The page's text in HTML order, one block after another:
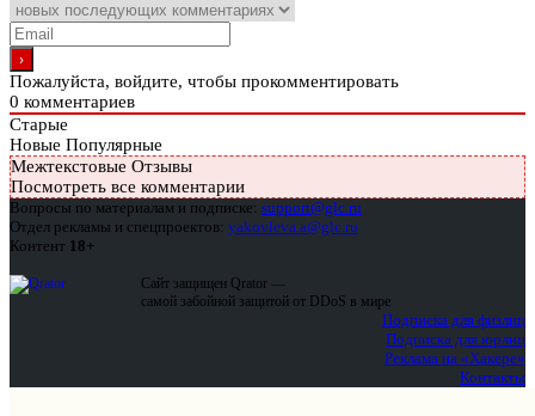
Пожалуйста, войдите, чтобы прокомментировать
0 комментариев
Старые
Новые Популярные
Межтекстовые Отзывы
Посмотреть все комментарии
Вопросы по материалам и подписке: support@glc.ru
Отдел рекламы и спецпроектов: yakovleva.a@glc.ru
Контент 18+
Сайт защищен Qrator —
самой забойной защитой от DDoS в мире
Подписка для физлиц
Подписка для юрлиц
Реклама на «Хакере»
Контакты